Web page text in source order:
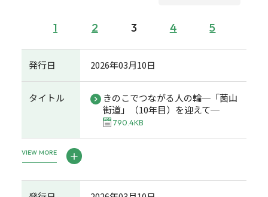
1 2 3 4 5
発行日 2026年03月10日
タイトル
きのこでつながる人の輪─「菌山
街道」（10年目）を迎えて─
790.4KB
VIEW MORE